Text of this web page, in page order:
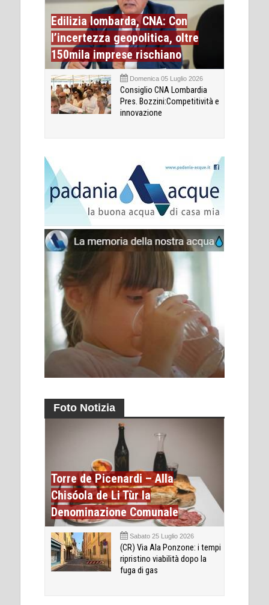
Edilizia lombarda, CNA: Con
l’incertezza geopolitica, oltre
150mila imprese rischiano
Domenica 05 Luglio 2026
Consiglio CNA Lombardia
Pres. Bozzini:Competitività e
innovazione
Foto Notizia
Torre de Picenardi – Alla
Chisóola de Li Tùr la
Denominazione Comunale
Sabato 25 Luglio 2026
(CR) Via Ala Ponzone: i tempi
ripristino viabilità dopo la
fuga di gas